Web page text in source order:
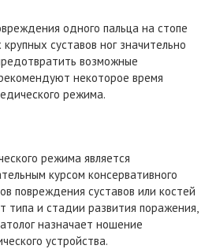
одного пальца на стопе
суставов ног значительно
возможные
некоторое время
режима.
режима является
курсом консервативного
повреждения суставов или костей
типа и стадии развития поражения,
назначает ношение
устройства.